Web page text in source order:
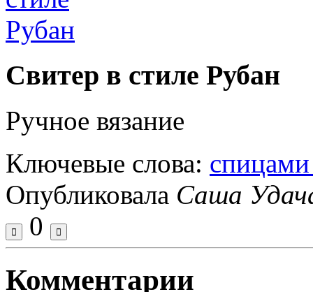
Свитер в стиле Рубан
Ручное вязание
Ключевые слова:
Опубликовала Саша
0
Комментарии